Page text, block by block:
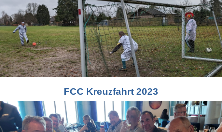
FCC Kreuzfahrt 2023